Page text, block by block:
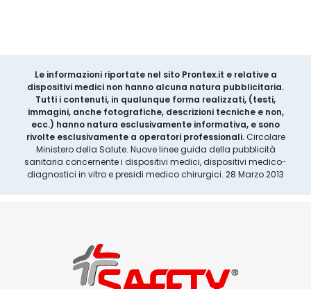
Le informazioni riportate nel sito Prontex.it e relative a
dispositivi medici non hanno alcuna natura pubblicitaria.
Tutti i contenuti, in qualunque forma realizzati, (testi,
immagini, anche fotografiche, descrizioni tecniche e non,
ecc.) hanno natura esclusivamente informativa, e sono
rivolte esclusivamente a operatori professionali.Circolare
Ministero della Salute. Nuove linee guida della pubblicità
sanitaria concernente i dispositivi medici, dispositivi medico-
diagnostici in vitro e presidi medico chirurgici. 28 Marzo 2013